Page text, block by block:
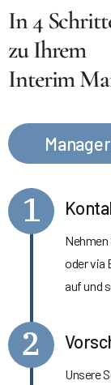
In 4
zu Ihrem
Interim
1
oder via
auf und
2
Unsere